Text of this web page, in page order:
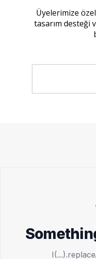
Üyelerimize
tasarım desteği